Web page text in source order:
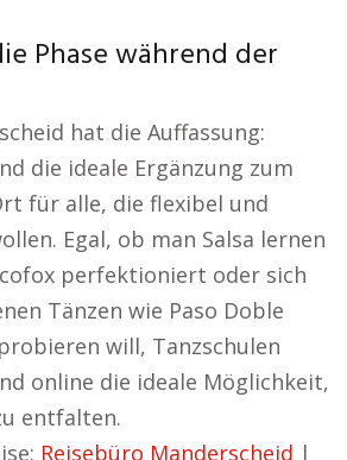
Phase während der
hat die Auffassung:
die ideale Ergänzung zum
für alle, die flexibel und
Egal, ob man Salsa lernen
perfektioniert oder sich
Tänzen wie Paso Doble
will, Tanzschulen
online die ideale Möglichkeit,
entfalten.
Reisebüro Manderscheid |